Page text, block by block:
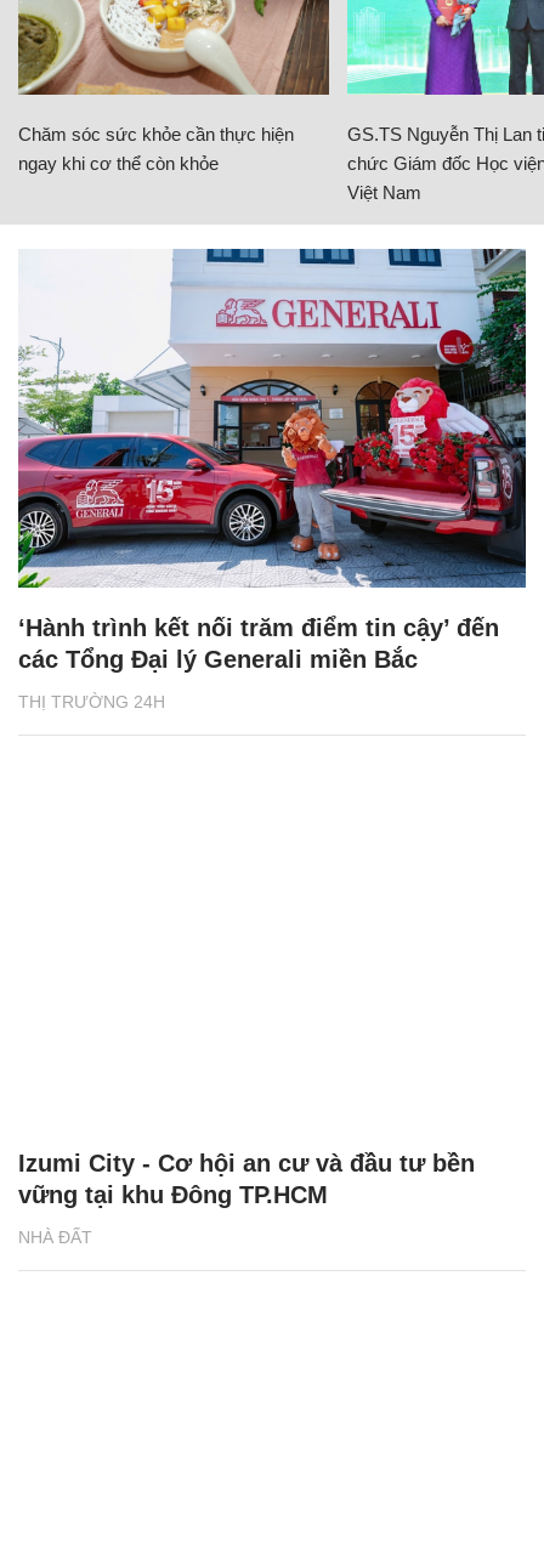
Chăm sóc sức khỏe cần thực hiện
ngay khi cơ thể còn khỏe
GS.TS Nguyễn Thị Lan
chức Giám đốc Học
Việt Nam
THỊ TRƯỜNG 24H
‘Hành trình kết nối trăm điểm tin cậy’ đến
các Tổng Đại lý Generali miền Bắc
NHÀ ĐẤT
Izumi City - Cơ hội an cư và đầu tư bền
vững tại khu Đông TP.HCM